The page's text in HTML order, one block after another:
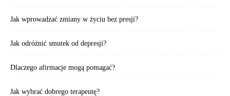
Jak wprowadzać zmiany w życiu bez presji?
Jak odróżnić smutek od depresji?
Dlaczego afirmacje mogą pomagać?
Jak wybrać dobrego terapeutę?